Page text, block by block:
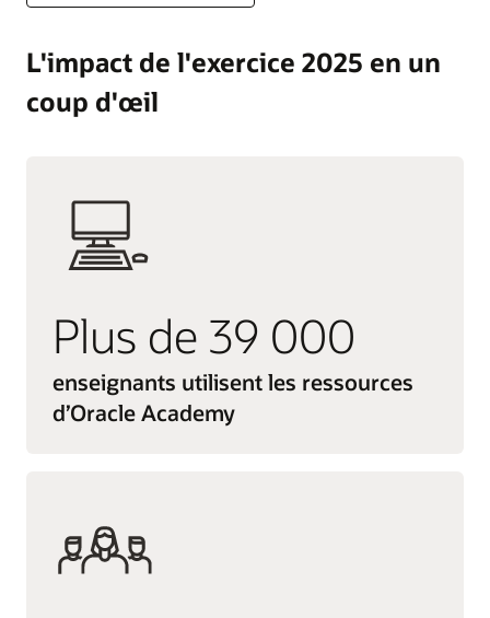
L'impact de l'exercice 2025 en un
coup d'œil
Plus de 39 000
enseignants utilisent les ressources
d’Oracle Academy